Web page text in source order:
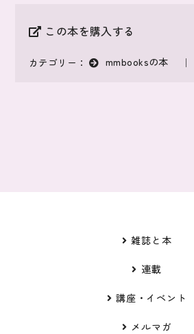
この本を購入する
カテゴリー： mmbooksの本 ｜
雑誌と本
連載
講座・イベント
メルマガ